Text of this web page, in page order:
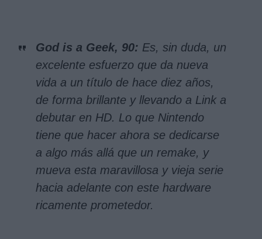
God is a Geek, 90: Es, sin duda, un
excelente esfuerzo que da nueva
vida a un título de hace diez años,
de forma brillante y llevando a Link a
debutar en HD. Lo que Nintendo
tiene que hacer ahora se dedicarse
a algo más allá que un remake, y
mueva esta maravillosa y vieja serie
hacia adelante con este hardware
ricamente prometedor.